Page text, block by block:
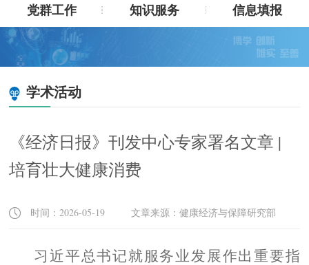
党群工作
知识服务 信息填报
学术活动
《经济日报》刊发中心专家署名文章 |
培育壮大健康消费
时间：2026-05-19 文章来源：健康经济与保障研究部
习近平总书记就服务业发展作出重要指